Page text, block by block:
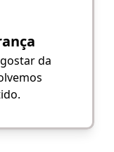
da